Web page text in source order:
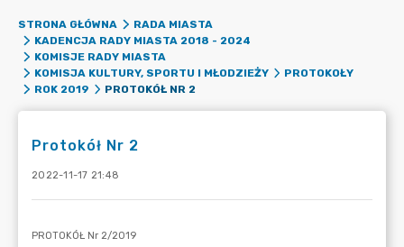
STRONA GŁÓWNA
RADA MIASTA
KADENCJA RADY MIASTA 2018 - 2024
KOMISJE RADY MIASTA
KOMISJA KULTURY, SPORTU I MŁODZIEŻY
PROTOKOŁY
ROK 2019
PROTOKÓŁ NR 2
Protokół Nr 2
2022-11-17 21:48